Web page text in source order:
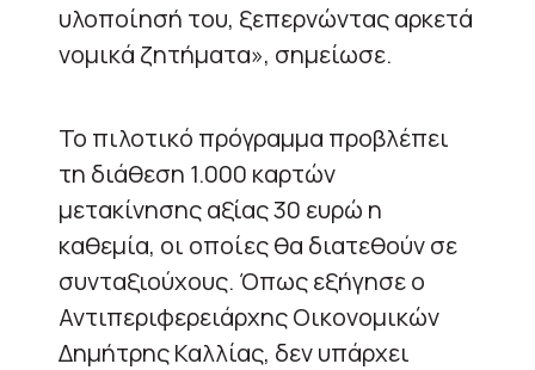
υλοποίησή του, ξεπερνώντας αρκετά
νομικά ζητήματα», σημείωσε.
Το πιλοτικό πρόγραμμα προβλέπει
τη διάθεση 1.000 καρτών
μετακίνησης αξίας 30 ευρώ η
καθεμία, οι οποίες θα διατεθούν σε
συνταξιούχους. Όπως εξήγησε ο
Αντιπεριφερειάρχης Οικονομικών
Δημήτρης Καλλίας, δεν υπάρχει